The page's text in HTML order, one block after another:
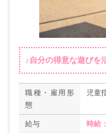
♪自分の得意な遊びを
職種・雇用形
態
児童
給与 時給